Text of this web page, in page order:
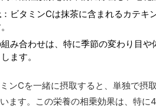
：ビタミンCは抹茶に含まれるカテキ
み合わせは、特に季節の変わり目
ます。
ンCを一緒に摂取すると、単独で摂
ます。この栄養の相乗効果は、特に